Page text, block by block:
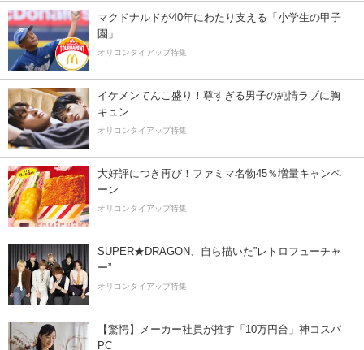
マクドナルドが40年にわたり支える「小学生の甲子
園」
オリコンタイアップ特集
イケメンてんこ盛り！尊すぎる男子の純情ラブに胸
キュン
オリコンタイアップ特集
大好評につき再び！ファミマ名物45％増量キャンペ
ーン
オリコンタイアップ特集
SUPER★DRAGON、自ら描いた”レトロフューチャ
ー”
オリコンタイアップ特集
【驚愕】メーカー社員が推す「10万円台」神コスパ
PC